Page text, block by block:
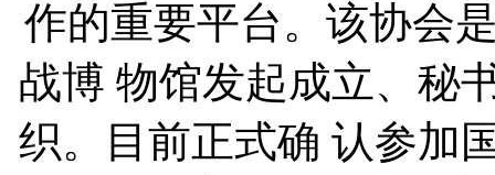
作的重要平台。该协会
战博 物馆发起成立、秘
织。目前正式确 认参加